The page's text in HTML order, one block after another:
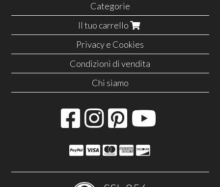
Categorie
Il tuo carrello
Privacy e Cookies
Condizioni di vendita
Chi siamo